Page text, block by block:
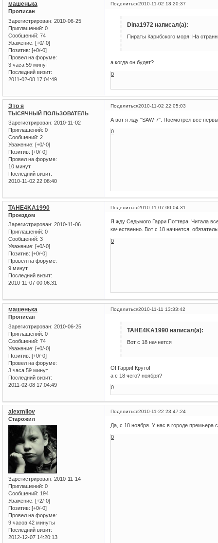
Поделиться2010-11-02 18:20:37
машенька
Прописан
Зарегистрирован: 2010-06-25
Приглашений: 0
Сообщений: 74
Уважение: [+0/-0]
Позитив: [+0/-0]
Провел на форуме:
3 часа 59 минут
Последний визит:
2011-02-08 17:04:49
Dina1972 написал(а):
Пираты Карибского моря: На
а когда он будет?
0
Поделиться2010-11-02 22:05:03
Это я
ТЫСЯЧНЫЙ ПОЛЬЗОВАТЕЛЬ
Зарегистрирован: 2010-11-02
Приглашений: 0
Сообщений: 2
Уважение: [+0/-0]
Позитив: [+0/-0]
Провел на форуме:
10 минут
Последний визит:
2010-11-02 22:08:40
А вот я жду "SAW-7". Посмотрел все
0
Поделиться2010-11-07 00:04:31
TAHE4KA1990
Проездом
Зарегистрирован: 2010-11-06
Приглашений: 0
Сообщений: 3
Уважение: [+0/-0]
Позитив: [+0/-0]
Провел на форуме:
9 минут
Последний визит:
2010-11-07 00:06:31
Я жду Седьмого Гарри Поттера. Читала
качественно. Вот с 18 начнется,
0
Поделиться2010-11-11 13:33:42
машенька
Прописан
Зарегистрирован: 2010-06-25
Приглашений: 0
Сообщений: 74
Уважение: [+0/-0]
Позитив: [+0/-0]
Провел на форуме:
3 часа 59 минут
Последний визит:
2011-02-08 17:04:49
TAHE4KA1990 написал(а):
Вот с 18 начнется
О! Гарри! Круто!
а с 18 чего? ноября?
0
Поделиться2010-11-22 23:47:24
alexmilov
Старожил
Зарегистрирован: 2010-11-14
Приглашений: 0
Сообщений: 194
Уважение: [+2/-0]
Позитив: [+0/-0]
Провел на форуме:
9 часов 42 минуты
Последний визит:
2012-12-07 14:20:13
Да, с 18 ноября. У нас в городе премьера
0